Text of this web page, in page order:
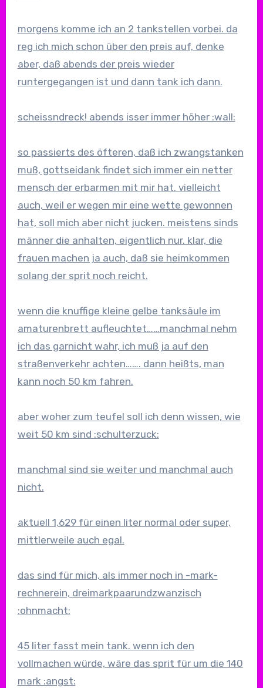
morgens komme ich an 2 tankstellen vorbei. da
reg ich mich schon über den preis auf, denke
aber, daß abends der preis wieder
runtergegangen ist und dann tank ich dann.
scheissndreck! abends isser immer höher :wall:
so passierts des öfteren, daß ich zwangstanken
muß, gottseidank findet sich immer ein netter
mensch der erbarmen mit mir hat. vielleicht
auch, weil er wegen mir eine wette gewonnen
hat, soll mich aber nicht jucken. meistens sinds
männer die anhalten, eigentlich nur. klar, die
frauen machen ja auch, daß sie heimkommen
solang der sprit noch reicht.
wenn die knuffige kleine gelbe tanksäule im
amaturenbrett aufleuchtet……manchmal nehm
ich das garnicht wahr, ich muß ja auf den
straßenverkehr achten……. dann heißts, man
kann noch 50 km fahren.
aber woher zum teufel soll ich denn wissen, wie
weit 50 km sind :schulterzuck:
manchmal sind sie weiter und manchmal auch
nicht.
aktuell 1,629 für einen liter normal oder super,
mittlerweile auch egal.
das sind für mich, als immer noch in -mark-
rechnerein, dreimarkpaarundzwanzisch
:ohnmacht:
45 liter fasst mein tank. wenn ich den
vollmachen würde, wäre das sprit für um die 140
mark :angst: